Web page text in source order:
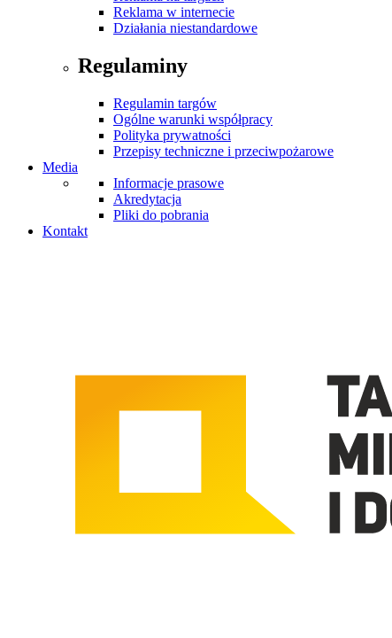
Reklama w internecie
Działania niestandardowe
Regulaminy
Regulamin targów
Ogólne warunki współpracy
Polityka prywatności
Przepisy techniczne i przeciwpożarowe
Media
Informacje prasowe
Akredytacja
Pliki do pobrania
Kontakt